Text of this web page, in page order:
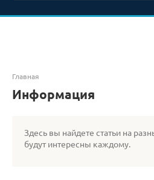
Главная
Информация
Здесь вы найдете статьи на
будут интересны каждому.